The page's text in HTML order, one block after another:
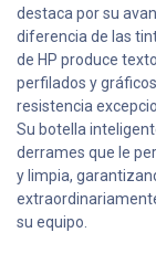
destaca por su
diferencia de las
de HP produce
perfilados y
resistencia
Su botella
derrames que le
y limpia,
su equipo.